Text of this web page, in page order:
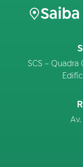
SCS – Quadra